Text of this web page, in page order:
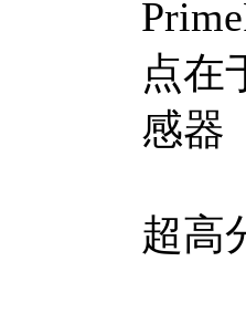
点在
感器
超高